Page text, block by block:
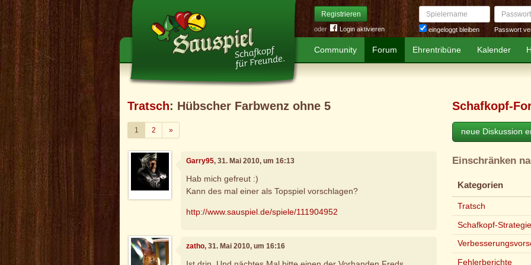
Registrieren
oder Login aktivieren
Spielername
eingeloggt bleiben
Passwort
Passwort
Community Forum Ehrentribüne Kalender
Tratsch: Hübscher Farbwenz ohne 5
1 2 »Weiter
Garry95, 31. Mai 2010, um 16:13
Hab mich gefreut :)
Kann des mal einer als Topspiel vorschlagen?
http://www.sauspiel.de/spiele/111904952
zatho, 31. Mai 2010, um 16:16
Schafkopf-
neue Diskussion
Einschränken
Kategorien
Tratsch
Schafkopf-
Fehlerberichte